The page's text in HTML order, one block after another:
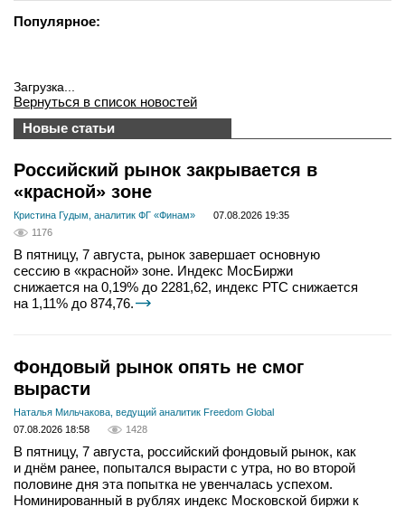
Популярное:
Загрузка...
Вернуться в список новостей
Новые статьи
Российский рынок закрывается в
«красной» зоне
Кристина Гудым, аналитик ФГ «Финам»
07.08.2026 19:35
1176
В пятницу, 7 августа, рынок завершает основную
сессию в «красной» зоне. Индекс МосБиржи
снижается на 0,19% до 2281,62, индекс РТС снижается
на 1,11% до 874,76.
Фондовый рынок опять не смог
вырасти
Наталья Мильчакова, ведущий аналитик Freedom Global
07.08.2026 18:58
1428
В пятницу, 7 августа, российский фондовый рынок, как
и днём ранее, попытался вырасти с утра, но во второй
половине дня эта попытка не увенчалась успехом.
Номинированный в рублях индекс Московской биржи к